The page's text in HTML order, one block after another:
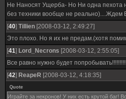
Не Наносят Ущерба- Но Ни одна пехота
без техники вообще не реально)....Ждем
[40] Tillien [2008-03-12, 2:49:27]
Это плохо. Но я их не предам.(хотя
[41] Lord_Necrons [2008-03-12, 2:55:05]
Все равно нужно будет
[42] ReapeR [2008-03-12, 4:18:35]
Quote
Играйте за некронов! У них есть крутой баг!